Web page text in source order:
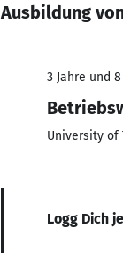
Ausbildung
3 Jahre und
University of
Logg Dich